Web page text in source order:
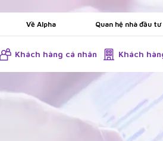
Về Alpha Quan hệ nhà đầu tư
Khách hàng cá nhân Khách